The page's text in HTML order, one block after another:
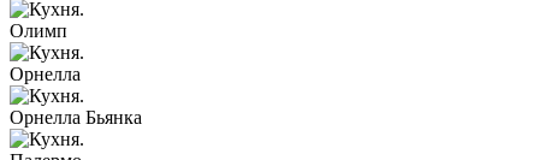
Олимп
Орнелла
Орнелла Бьянка